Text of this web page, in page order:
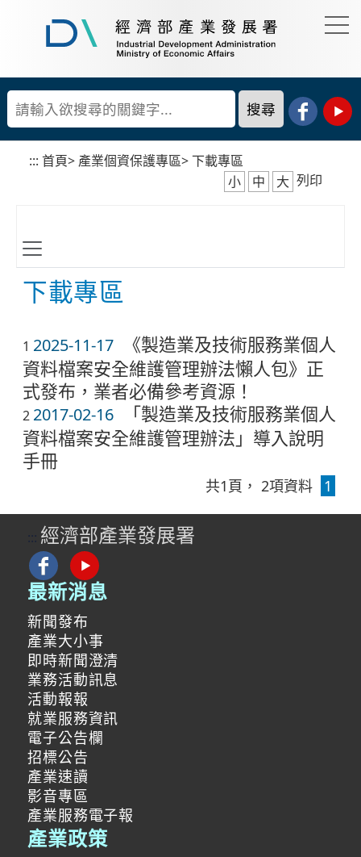
到
主
要
內
容
塊
濟
部
業
發
展
署
::: 首頁> 產業個資保護專區>下載專區
小
中 大 列印
下載專區
1 2025-11-17
《製造業及技術服務業個人
資料檔案安全維護管理辦法懶人包》正
式發布，業者必備參考資源！
2 2017-02-16
「製造業及技術服務業個人
資料檔案安全維護管理辦法」導入說明
手冊
共1頁， 2項資料 1
::: 經濟部產業發展署
最新消息
新聞發布
產業大小事
即時新聞澄清
業務活動訊息
活動報報
就業服務資訊
電子公告欄
招標公告
產業速讀
影音專區
產業服務電子報
產業政策